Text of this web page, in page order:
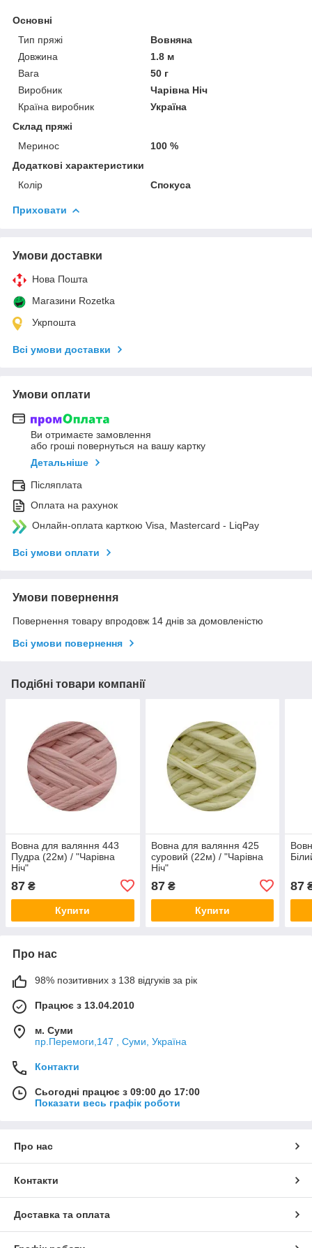
Основні
Тип пряжі
Вовняна
Довжина
1.8 м
Вага
50 г
Виробник
Чарівна Ніч
Країна виробник
Україна
Склад пряжі
Меринос
100 %
Додаткові характеристики
Колір
Спокуса
Приховати
Умови доставки
Нова Пошта
Магазини Rozetka
Укрпошта
Всі умови доставки
Умови оплати
Ви отримаєте замовлення
або гроші повернуться на вашу картку
Детальніше
Післяплата
Оплата на рахунок
Онлайн-оплата карткою Visa, Mastercard - LiqPay
Всі умови оплати
Умови повернення
Повернення товару впродовж 14 днів за домовленістю
Всі умови повернення
Подібні товари компанії
Вовна для валяння 443
Пудра (22м) / "Чарівна
Ніч"
87 ₴
Купити
Вовна для валяння 425
суровий (22м) / "Чарівна
Ніч"
87₴
Купити
87
Про нас
98% позитивних з 138 відгуків за рік
Працює з 13.04.2010
м. Суми
пр.Перемоги,147 , Суми, Україна
Контакти
Сьогодні працює з 09:00 до 17:00
Показати весь графік роботи
Про нас
Контакти
Доставка та оплата